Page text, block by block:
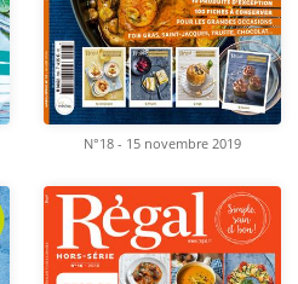
N°18 - 15 novembre 2019